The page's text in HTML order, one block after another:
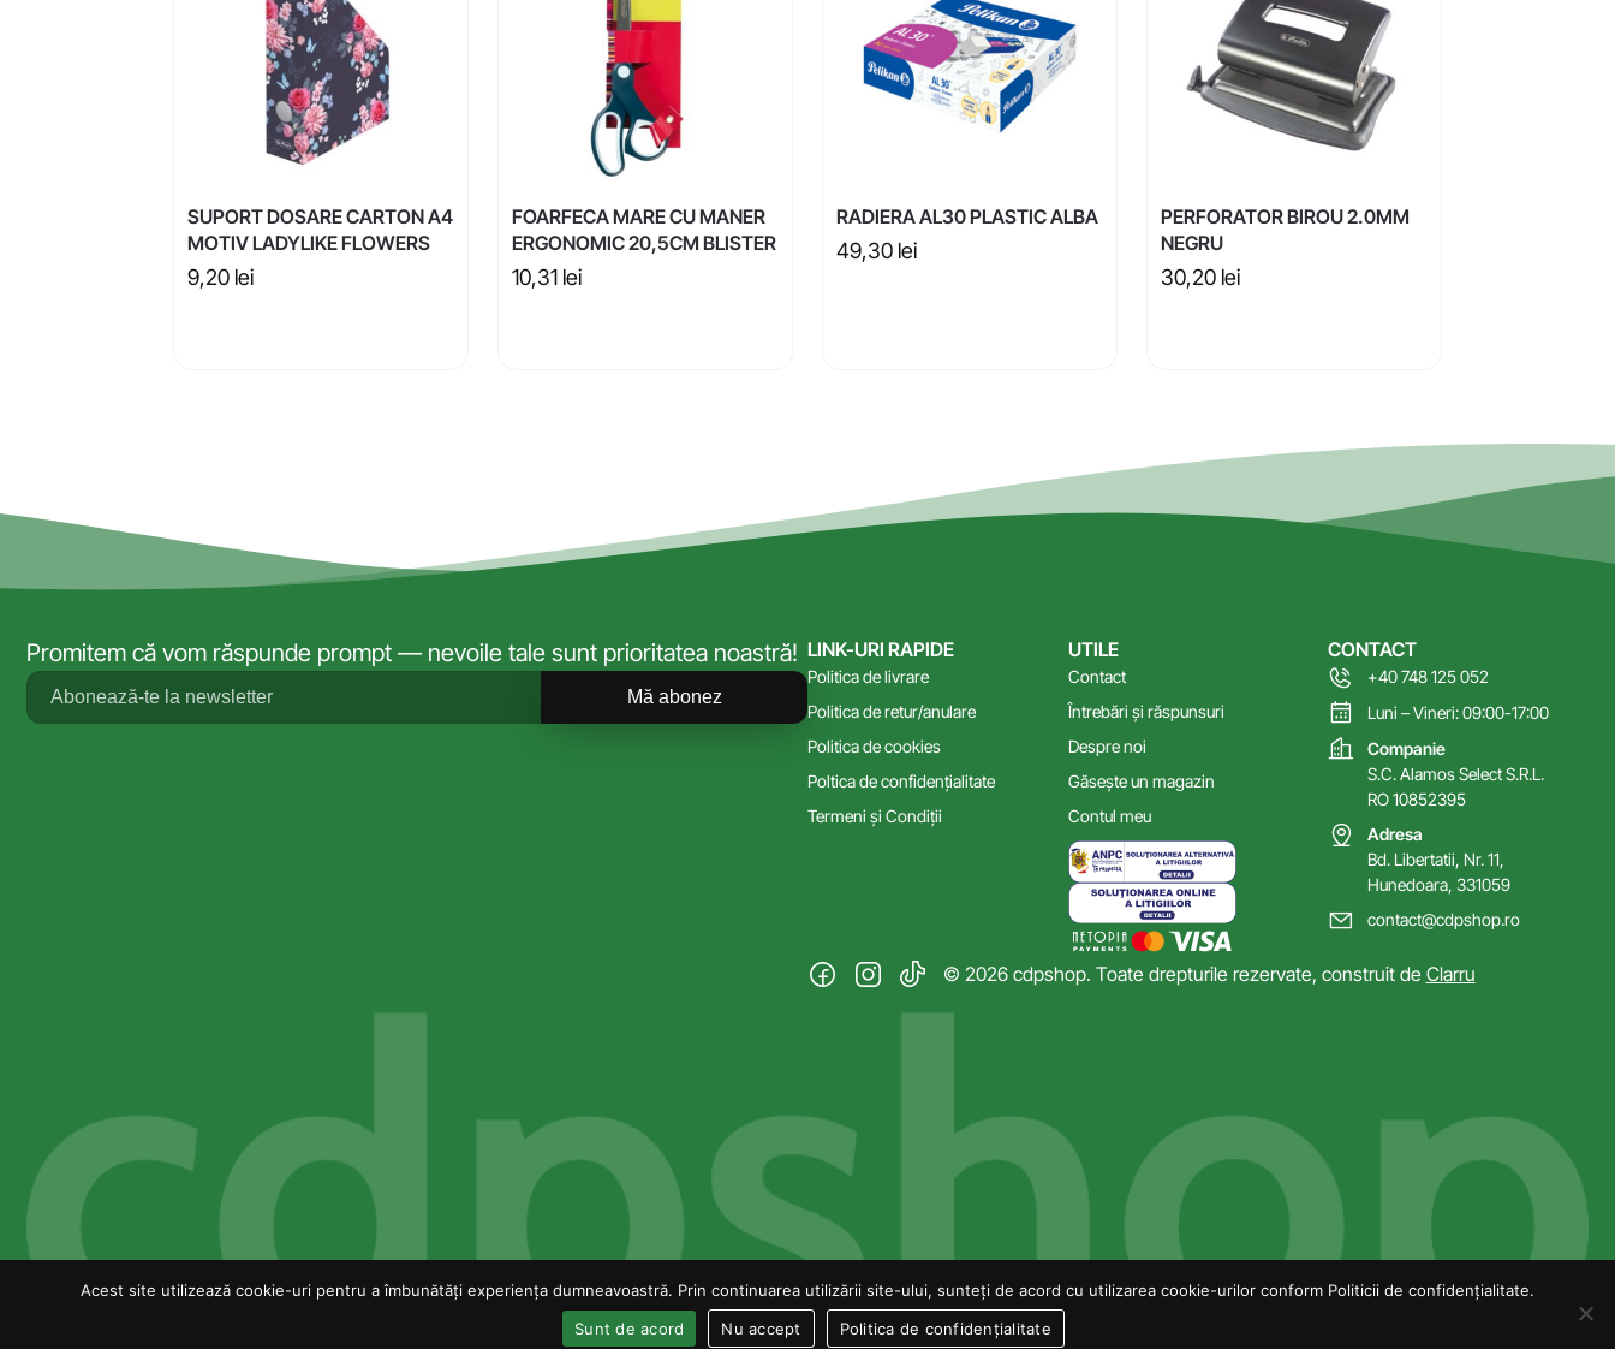
SUPORT DOSARE CARTON A4
MOTIV LADYLIKE FLOWERS
9,20 lei
FOARFECA MARE CU MANER
ERGONOMIC 20,5CM BLISTER
10,31 lei
RADIERA AL30 PLASTIC ALBA
49,30 lei
PERFORATOR BIROU 2.0MM
NEGRU
30,20 lei
Promitem că vom răspunde prompt — nevoile tale sunt prioritatea noastră!
Mă abonez
LINK-URI RAPIDE
Politica de livrare
Politica de retur/anulare
Politica de cookies
Poltica de confidențialitate
Termeni și Condiții
UTILE
Contact
Întrebări și răspunsuri
Despre noi
Găsește un magazin
Contul meu
CONTACT
+40 748 125 052
Luni – Vineri: 09:00-17:00
Companie
S.C. Alamos Select S.R.L.
RO 10852395
Adresa
Bd. Libertatii, Nr. 11,
Hunedoara, 331059
contact@cdpshop.ro
© 2026 cdpshop. Toate drepturile rezervate, construit de Clarru
Acest site utilizează cookie-uri pentru a îmbunătăți experiența dumneavoastră. Prin continuarea utilizării site-ului, sunteți de acord cu utilizarea cookie-urilor conform Politicii de confidențialitate.
Sunt de acord
Nu accept Politica de confidențialitate